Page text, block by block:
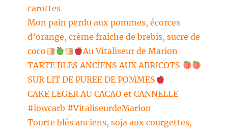
carottes
Mon pain perdu aux pommes, écorces
d’orange, crème fraiche de brebis, sucre de
coco
Au Vitaliseur de Marion
TARTE BLES ANCIENS AUX ABRICOTS
SUR LIT DE PUREE DE POMMES
CAKE LEGER AU CACAO et CANNELLE
#lowcarb #VitaliseurdeMarion
Tourte blés anciens, soja aux courgettes,